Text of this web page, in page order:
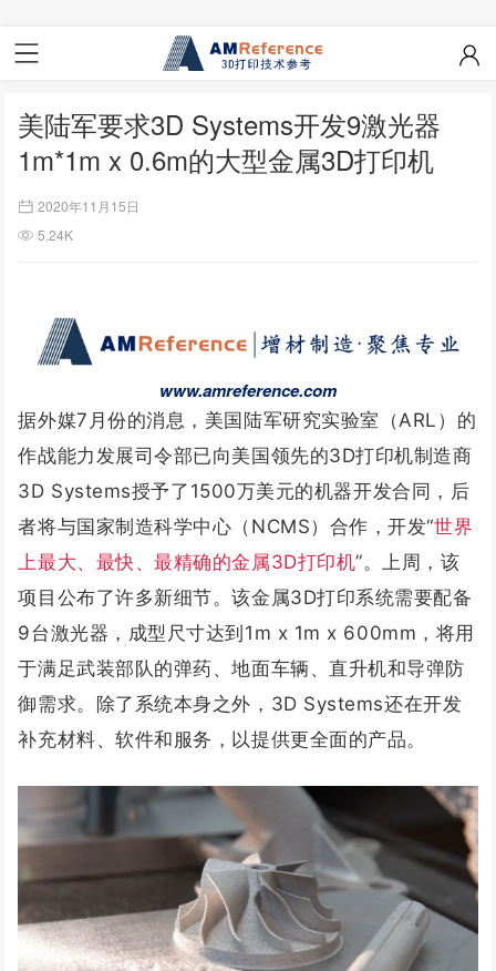
美陆军要求3D Systems开发9激光器
1m*1m x 0.6m的大型金属3D打印机
2020年11月15日
5.24K
www.amreference.com
据外媒7月份的消息，美国陆军研究实验室（ARL）的
作战能力发展司令部已向美国领先的3D打印机制造商
3D Systems授予了1500万美元的机器开发合同，后
者将与国家制造科学中心（NCMS）合作，开发“世界
上最大、最快、最精确的金属3D打印机”。上周，该
项目公布了许多新细节。该金属3D打印系统需要配备
9台激光器，成型尺寸达到1m x 1m x 600mm，将用
于满足武装部队的弹药、地面车辆、直升机和导弹防
御需求。除了系统本身之外，3D Systems还在开发
补充材料、软件和服务，以提供更全面的产品。